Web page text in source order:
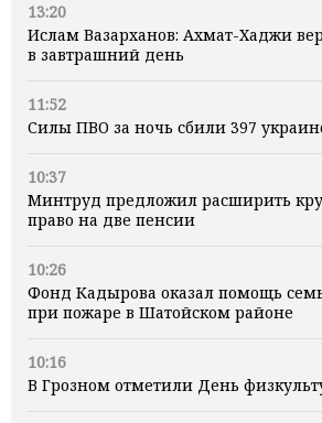
13:20
Ислам Вазарханов: Ахмат-Хаджи
в завтрашний день
11:52
Силы ПВО за ночь сбили 397
10:37
Минтруд предложил расширить
право на две пенсии
10:26
Фонд Кадырова оказал помощь
при пожаре в Шатойском районе
10:16
В Грозном отметили День